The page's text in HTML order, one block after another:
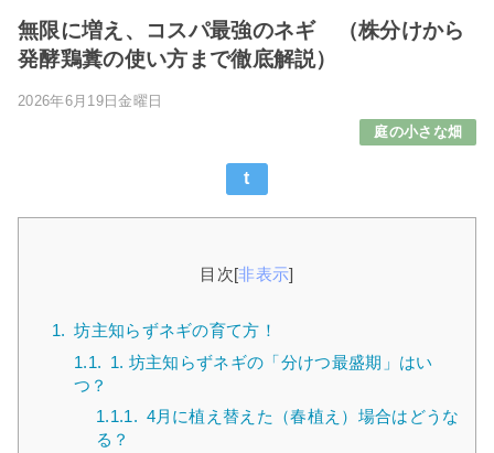
無限に増え、コスパ最強のネギ （株分けから
発酵鶏糞の使い方まで徹底解説）
2026年6月19日金曜日
庭の小さな畑
t
目次[非表示]
1. 坊主知らずネギの育て方！
1.1. 1. 坊主知らずネギの「分けつ最盛期」はい
つ？
1.1.1. 4月に植え替えた（春植え）場合はどうな
る？